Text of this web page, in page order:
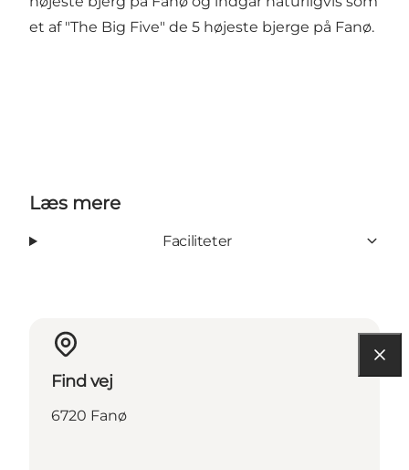
et af "The Big Five" de 5 højeste bjerge på Fanø.
Læs mere
Faciliteter
Find vej
6720 Fanø